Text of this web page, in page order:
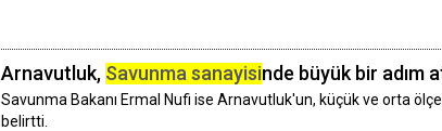
Arnavutluk, Savunma sanayisinde büyük bir adım
Savunma Bakanı Ermal Nufi ise Arnavutluk'un, küçük ve orta
belirtti.